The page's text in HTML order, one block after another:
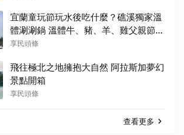
宜蘭童玩節玩水後吃什麼？礁溪獨家溫
體涮涮鍋 溫體牛、豬、羊、雞父親節聚
餐新選擇
享民頭條
飛往極北之地擁抱大自然 阿拉斯加夢幻
景點開箱
享民頭條
查看更多